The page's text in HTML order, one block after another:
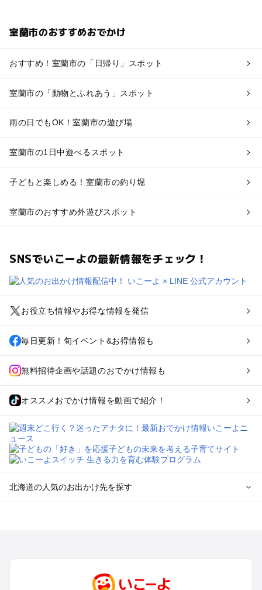
室蘭市のおすすめおでかけ
おすすめ！室蘭市の「日帰り」スポット
室蘭市の「動物とふれあう」スポット
雨の日でもOK！室蘭市の遊び場
室蘭市の1日中遊べるスポット
子どもと楽しめる！室蘭市の釣り堀
室蘭市のおすすめ外遊びスポット
SNSでいこーよの最新情報をチェック！
お役立ち情報やお得な情報を発信
毎日更新！旬イベント&お得情報も
無料招待企画や話題のおでかけ情報も
オススメおでかけ情報を動画で紹介！
北海道の人気のお出かけ先を探す
函館・湯の川温泉・大沼・松前のプールお出かけ